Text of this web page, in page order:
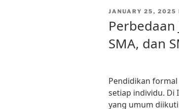
POSTED
JANUARY 25, 2025
Perbedaan
SMA, dan
Pendidikan
setiap individu. Di
yang umum diikuti